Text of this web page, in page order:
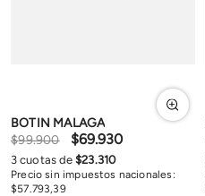
BOTIN MALAGA
$99.900 $69.930
Precio sin impuestos nacionales:
$57 793,39
3 cuotas de$23.310